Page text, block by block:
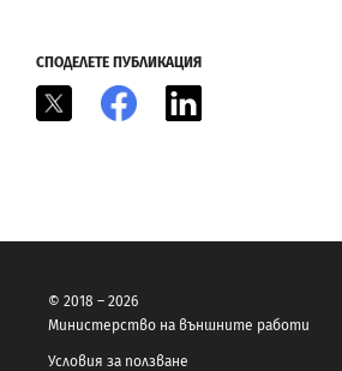
СПОДЕЛЕТЕ ПУБЛИКАЦИЯ
Facebook
© 2018 – 2026
Министерство на външните работи
Условия за ползване